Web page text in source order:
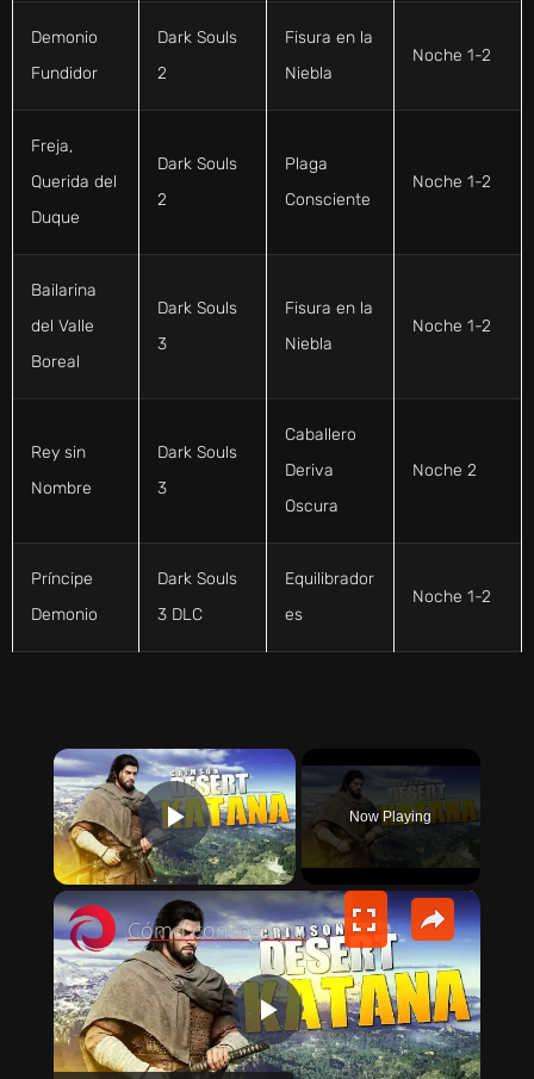
Demonio
Fundidor
Dark Souls
2
Fisura en la
Niebla
Noche 1-2
Freja,
Querida del
Duque
Dark Souls
2
Plaga
Consciente
Noche 1-2
Bailarina
del Valle
Boreal
Dark Souls
3
Fisura en la
Niebla
Noche 1-2
Rey sin
Nombre
Dark Souls
3
Caballero
Deriva
Oscura
Noche 2
Príncipe
Demonio
Dark Souls
3 DLC
Equilibrador
es
Noche 1-2
×
PLAY VIDEO
Now Playing
×
P
Cómo conseguir una KATANA en Crimson Desert | Espada Hwando